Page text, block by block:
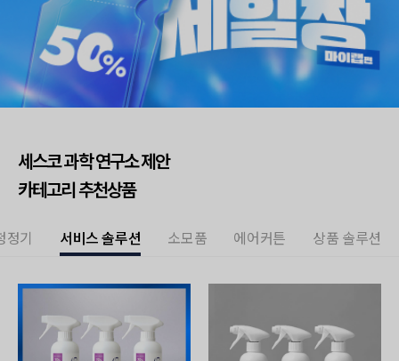
세스코 과학 연구소 제안
카테고리 추천상품
정기 서비스 솔루션 소모품 에어커튼 상품 솔루션